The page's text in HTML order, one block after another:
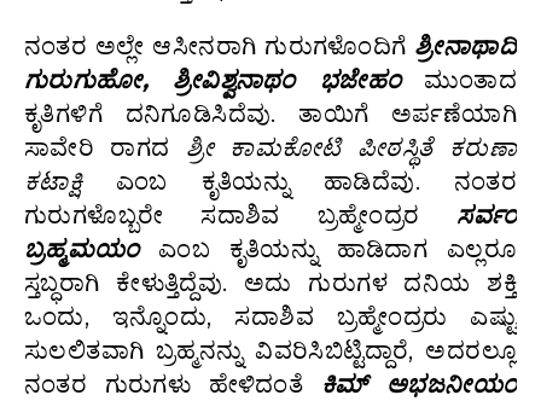
ನಂತರ ಅಲ್ಲೇ ಆಸೀನರಾಗಿ ಗುರುಗಳೊಂದಿಗೆ ಶ್ರೀನಾಥಾದಿ
ಗುರುಗುಹೋ, ಶ್ರೀವಿಶ್ವನಾಥಂ ಭಜೇಹಂ
ಮುಂತಾದ
ಕೃತಿಗಳಿಗೆ ದನಿಗೂಡಿಸಿದೆವು. ತಾಯಿಗೆ ಅರ್ಪಣೆಯಾಗಿ
ಸಾವೇರಿ ರಾಗದ ಶ್ರೀ ಕಾಮಕೋಟಿ ಪೀಠಸ್ಥಿತೆ ಕರುಣಾ
ಕಟಾಕ್ಷಿ ಎಂಬ ಕೃತಿಯನ್ನು ಹಾಡಿದೆವು. ನಂತರ
ಗುರುಗಳೊಬ್ಬರೇ ಸದಾಶಿವ ಬ್ರಹ್ಮೇಂದ್ರರ ಸರ್ವಂ
ಬ್ರಹ್ಮಮಯಂ
ಎಂಬ ಕೃತಿಯನ್ನು ಹಾಡಿದಾಗ ಎಲ್ಲರೂ
ಸ್ತಬ್ಧರಾಗಿ ಕೇಳುತ್ತಿದ್ದೆವು. ಅದು ಗುರುಗಳ ದನಿಯ ಶಕ್ತಿ
ಒಂದು, ಇನ್ನೊಂದು, ಸದಾಶಿವ ಬ್ರಹ್ಮೇಂದ್ರರು ಎಷ್ಟು
ಸುಲಲಿತವಾಗಿ ಬ್ರಹ್ಮನನ್ನು ವಿವರಿಸಿಬಿಟ್ಟಿದ್ದಾರೆ, ಅದರಲ್ಲೂ
ನಂತರ ಗುರುಗಳು ಹೇಳಿದಂತೆ ಕಿಮ್‌ ಅಭಜನೀಯಂ